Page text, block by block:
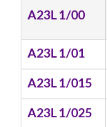
A23L 1/00
A23L 1/01
A23L 1/015
A23L 1/025